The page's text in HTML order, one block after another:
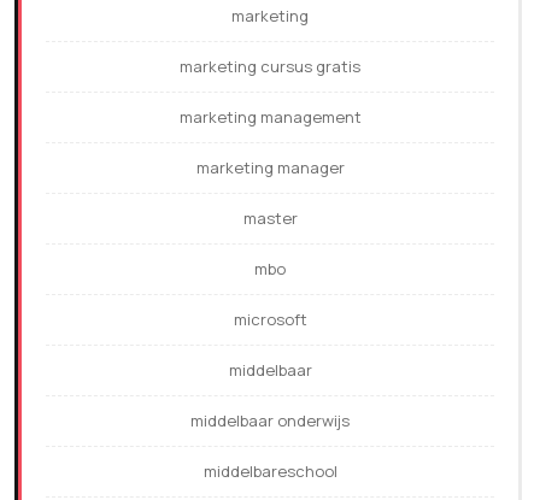
marketing
marketing cursus gratis
marketing management
marketing manager
master
mbo
microsoft
middelbaar
middelbaar onderwijs
middelbareschool